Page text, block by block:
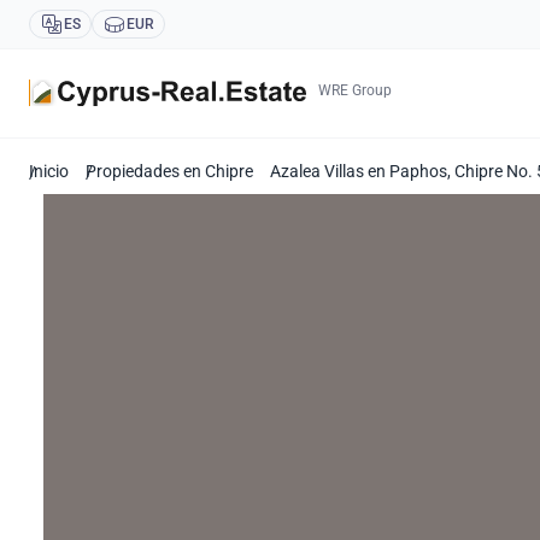
ES EUR
WRE Group
Inicio Propiedades en Chipre Azalea Villas en Paphos, Chipre No.